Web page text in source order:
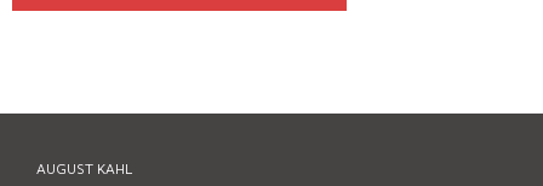
AUGUST KAHL